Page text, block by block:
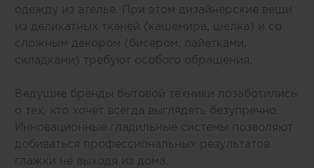
одежду из ателье. При этом дизайнерские вещи
из деликатных тканей (кашемира, шелка) и со
сложным декором (бисером, пайетками,
складками) требуют особого обращения.
Ведущие бренды бытовой техники позаботились
о тех, кто хочет всегда выглядеть безупречно.
Инновационные гладильные системы позволяют
добиваться профессиональных результатов
глажки не выходя из дома.